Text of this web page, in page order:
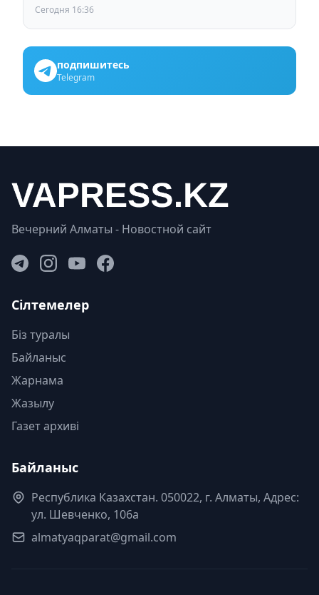
ждут от выборов депутатов Курултая
Сегодня 16:36
подпишитесь
Telegram
Вечерний Алматы - Новостной сайт
Сілтемелер
Біз туралы
Байланыс
Жарнама
Жазылу
Газет архиві
Байланыс
Республика Казахстан. 050022, г. Алматы, Адрес:
ул. Шевченко, 106а
almatyaqparat@gmail.com